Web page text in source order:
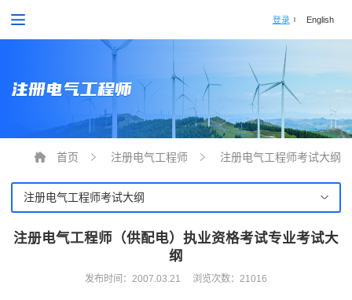
登录 English
注册电气工程师
首页 注册电气工程师 注册电气工程师考试大纲
注册电气工程师考试大纲
注册电气工程师（供配电）执业资格考试专业考试大
纲
发布时间： 2007.03.21 浏览次数：21016